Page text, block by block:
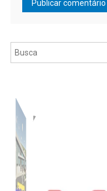
Pesquisar